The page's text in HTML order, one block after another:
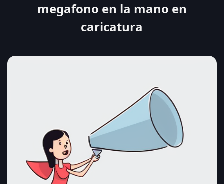
megafono en la mano en
caricatura